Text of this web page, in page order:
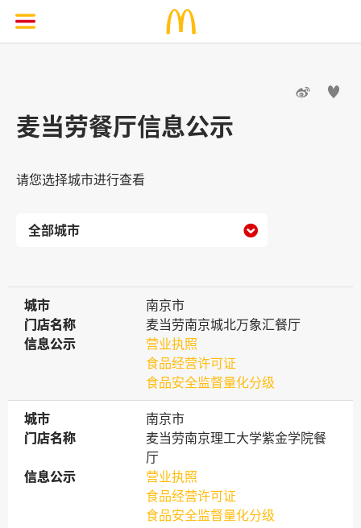
 
麦当劳餐厅信息公示
请您选择城市进行查看

城市
城市
南京市
门店名称
门店名称
麦当劳南京城北万象汇餐厅
信息公示
信息公示
营业执照
食品经营许可证
食品安全监督量化分级
城市
城市
南京市
门店名称
门店名称
麦当劳南京理工大学紫金学院餐
厅
信息公示
信息公示
营业执照
食品经营许可证
食品安全监督量化分级